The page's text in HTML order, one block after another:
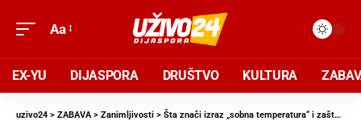
Aa
EX-YU DIJASPORA DRUŠTVO KULTURA
uzivo24 > ZABAVA> Zanimljivosti > Šta znači izraz „sobna temperatura“ i zašto je toliko važna prilikom kuvanja?